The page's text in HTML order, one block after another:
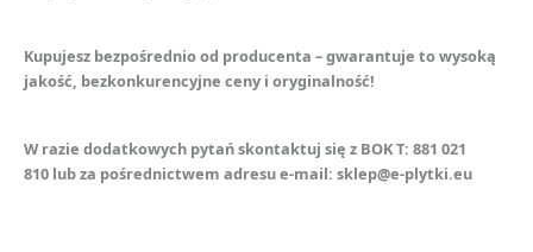
Kupujesz bezpośrednio od producenta – gwarantuje to wysoką
jakość, bezkonkurencyjne ceny i oryginalność!
W razie dodatkowych pytań skontaktuj się z BOK T: 881 021
810 lub za pośrednictwem adresu e-mail: sklep@e-plytki.eu